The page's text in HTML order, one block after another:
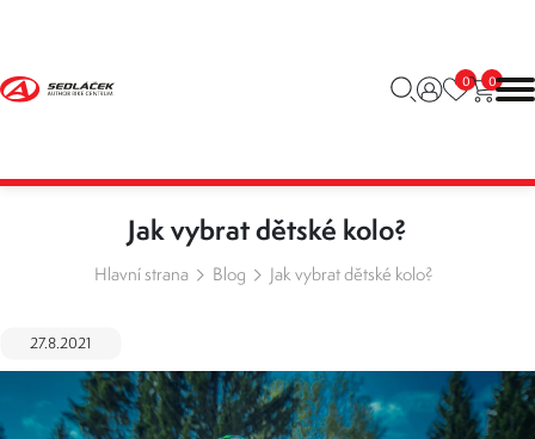
0 0
Jak vybrat dětské kolo?
Hlavní strana Blog Jak vybrat dětské kolo?
27.8.2021